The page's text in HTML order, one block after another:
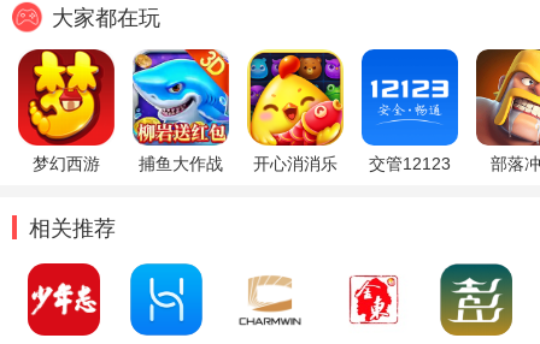
大家都在玩
梦幻西游 捕鱼大作战 开心消消乐 交管12123 部落
相关推荐